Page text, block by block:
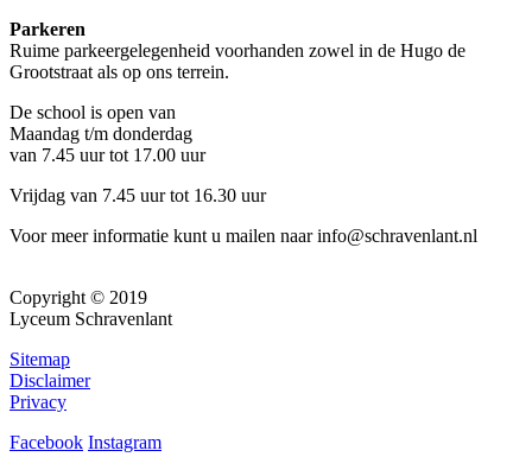
Parkeren
Ruime parkeergelegenheid voorhanden zowel in de Hugo de
Grootstraat als op ons terrein.
De school is open van
Maandag t/m donderdag
van 7.45 uur tot 17.00 uur
Vrijdag van 7.45 uur tot 16.30 uur
Voor meer informatie kunt u mailen naar info@schravenlant.nl
Copyright © 2019
Lyceum Schravenlant
Sitemap
Disclaimer
Privacy
Facebook Instagram